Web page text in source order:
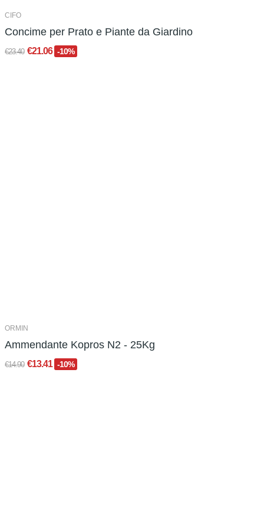
CIFO
Concime per Prato e Piante da Giardino
€23.40 €21.06 -10%
ORMIN
Ammendante Kopros N2 - 25Kg
€14.90 €13.41 -10%